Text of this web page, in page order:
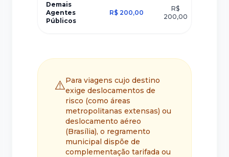
Demais
Agentes
Públicos
R$ 200,00
R$
200,00
⚠️Para viagens cujo destino
exige deslocamentos de
risco (como áreas
metropolitanas extensas) ou
deslocamento aéreo
(Brasília), o regramento
municipal dispõe de
complementação tarifada ou